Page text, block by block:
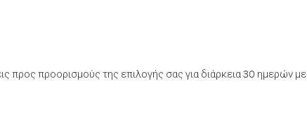
προς προορισμούς της επιλογής σας για διάρκεια 30 ημερών με